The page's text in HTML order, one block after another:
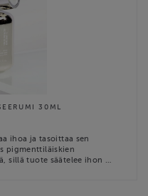
30ML
ihoa ja tasoittaa sen
pigmenttiläiskien
sillä tuote säätelee ihon …